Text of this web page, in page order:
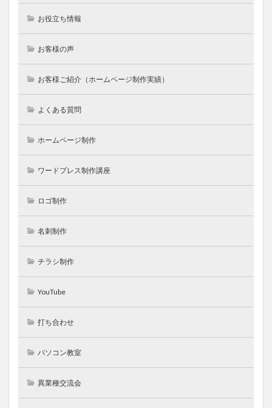
お役立ち情報
お客様の声
お客様ご紹介（ホームページ制作実績）
よくある質問
ホームページ制作
ワードプレス制作講座
ロゴ制作
名刺制作
チラシ制作
YouTube
打ち合わせ
パソコン教室
異業種交流会